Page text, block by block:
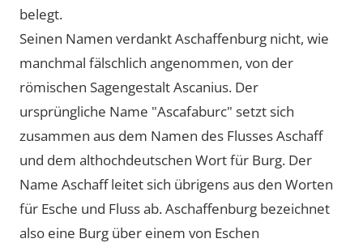
belegt.
Seinen Namen verdankt Aschaffenburg nicht, wie
manchmal fälschlich angenommen, von der
römischen Sagengestalt Ascanius. Der
ursprüngliche Name Ascafaburc setzt sich
zusammen aus dem Namen des Flusses Aschaff
und dem althochdeutschen Wort für Burg. Der
Name Aschaff leitet sich übrigens aus den Worten
für Esche und Fluss ab. Aschaffenburg bezeichnet
also eine Burg über einem von Eschen